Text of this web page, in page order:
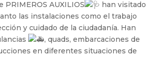
AUXILIOS
han visitado
las instalaciones como el trabajo
y cuidado de la ciudadanía. Han
, quads, embarcaciones de
en diferentes situaciones de